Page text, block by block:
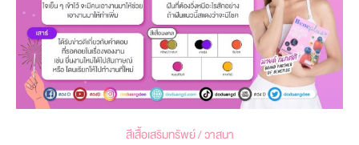
สีเสื้อเสริมทรัพย์ / วาสนา